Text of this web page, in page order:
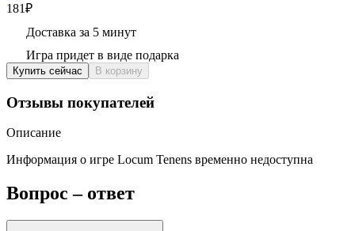
181₽
Доставка за 5 минут
Игра придет в виде подарка
Купить сейчас В корзину
Отзывы покупателей
Описание
Информация о игре Locum Tenens временно недоступна
Вопрос – ответ